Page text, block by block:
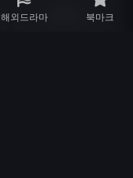
해외드라마 북마크